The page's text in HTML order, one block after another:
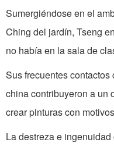
Sumergiéndose en el
Ching del jardín, Tseng
no había en la sala de
Sus frecuentes
china contribuyeron a un
crear pinturas con
La destreza e